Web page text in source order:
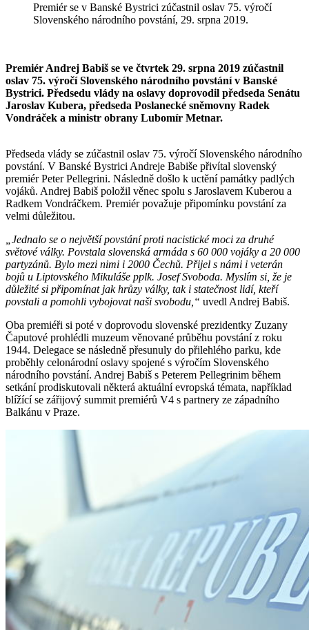
Premiér se v Banské Bystrici zúčastnil oslav 75. výročí
Slovenského národního povstání, 29. srpna 2019.
Premiér Andrej Babiš se ve čtvrtek 29. srpna 2019 zúčastnil
oslav 75. výročí Slovenského národního povstání v Banské
Bystrici. Předsedu vlády na oslavy doprovodil předseda Senátu
Jaroslav Kubera, předseda Poslanecké sněmovny Radek
Vondráček a ministr obrany Lubomír Metnar.
Předseda vlády se zúčastnil oslav 75. výročí Slovenského národního
povstání. V Banské Bystrici Andreje Babiše přivítal slovenský
premiér Peter Pellegrini. Následně došlo k uctění památky padlých
vojáků. Andrej Babiš položil věnec spolu s Jaroslavem Kuberou a
Radkem Vondráčkem. Premiér považuje připomínku povstání za
velmi důležitou.
„Jednalo se o největší povstání proti nacistické moci za druhé
světové války. Povstala slovenská armáda s 60 000 vojáky a 20 000
partyzánů. Bylo mezi nimi i 2000 Čechů. Přijel s námi i veterán
bojů u Liptovského Mikuláše pplk. Josef Svoboda. Myslím si, že je
důležité si připomínat jak hrůzy války, tak i statečnost lidí, kteří
povstali a pomohli vybojovat naši svobodu,“ uvedl Andrej Babiš.
Oba premiéři si poté v doprovodu slovenské prezidentky Zuzany
Čaputové prohlédli muzeum věnované průběhu povstání z roku
1944. Delegace se následně přesunuly do přilehlého parku, kde
proběhly celonárodní oslavy spojené s výročím Slovenského
národního povstání. Andrej Babiš s Peterem Pellegrinim během
setkání prodiskutovali některá aktuální evropská témata, například
blížící se zářijový summit premiérů V4 s partnery ze západního
Balkánu v Praze.